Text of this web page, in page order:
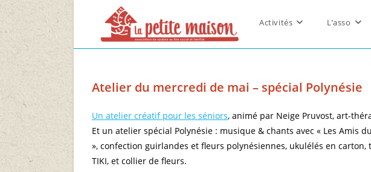
Skip
content
Activités L’asso
Atelier du mercredi de mai – spécial Polynésie
Un atelier créatif pour les séniors, animé par Neige Pruvost, art-
Et un atelier spécial Polynésie : musique & chants avec « Les Amis
», confection guirlandes et fleurs polynésiennes, ukulélés en carton,
TIKI, et collier de fleurs.